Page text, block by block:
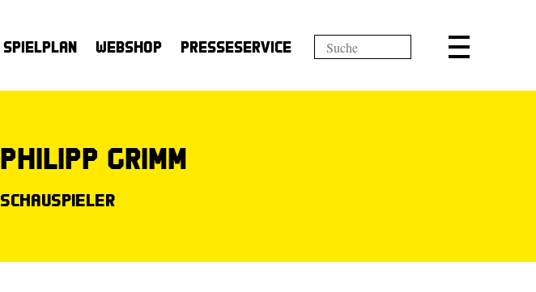
Spielplan Webshop Presseservice
Philipp Grimm
Schauspieler